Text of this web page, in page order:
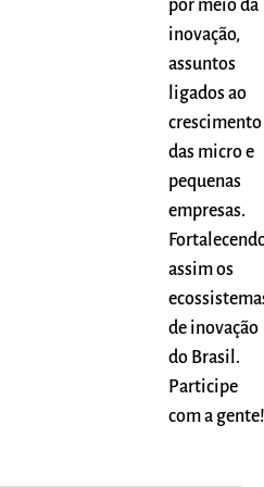
por meio da
inovação,
assuntos
ligados ao
crescimento
das micro e
pequenas
empresas.
assim os
de inovação
do Brasil.
Participe
com a gente!